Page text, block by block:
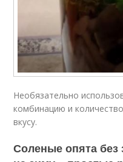
Необязательно
комбинацию и
вкусу.
Соленые опята без